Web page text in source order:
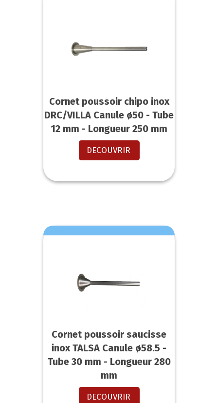
Cornet poussoir chipo inox
DRC/VILLA Canule ø50 - Tube
12 mm - Longueur 250 mm
DECOUVRIR
Cornet poussoir saucisse
inox TALSA Canule ø58.5 -
Tube 30 mm - Longueur 280
mm
DECOUVRIR